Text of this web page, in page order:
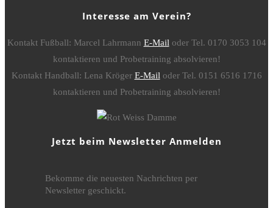
Interesse am Verein?
Kontakt Fußball: Marcel Lahrmann E-Mail oder Tel. 0170 3053 104
kontaktieren und Probetraining absolvieren!
Kontakt Handball: Lena Kröger E-Mail oder Tel. 0151 6516 1716
kontaktieren und Probetraining absolvieren!
Jetzt beim Newsletter Anmelden
Bekomme die neuesten Nachrichten per
Newsletter geschickt.